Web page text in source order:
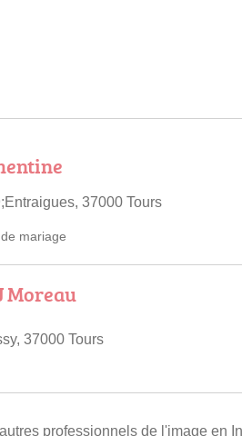
37000 Tours
mariage
Moreau
37000 Tours
professionnels de l'image en